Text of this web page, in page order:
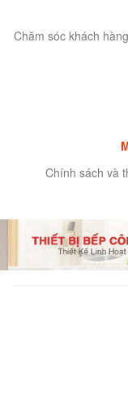
Chăm sóc khách
Chính sách và